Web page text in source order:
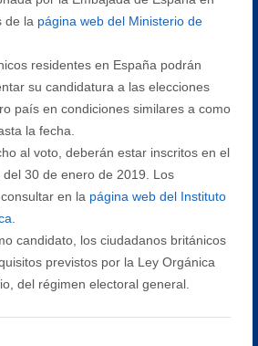
de la página web del Ministerio de
residentes en España podrán
su candidatura a las elecciones
país en condiciones similares a como
la fecha.
al voto, deberán estar inscritos en el
30 de enero de 2019. Los
en la página web del Instituto
candidato, los ciudadanos británicos
previstos por la Ley Orgánica
del régimen electoral general.